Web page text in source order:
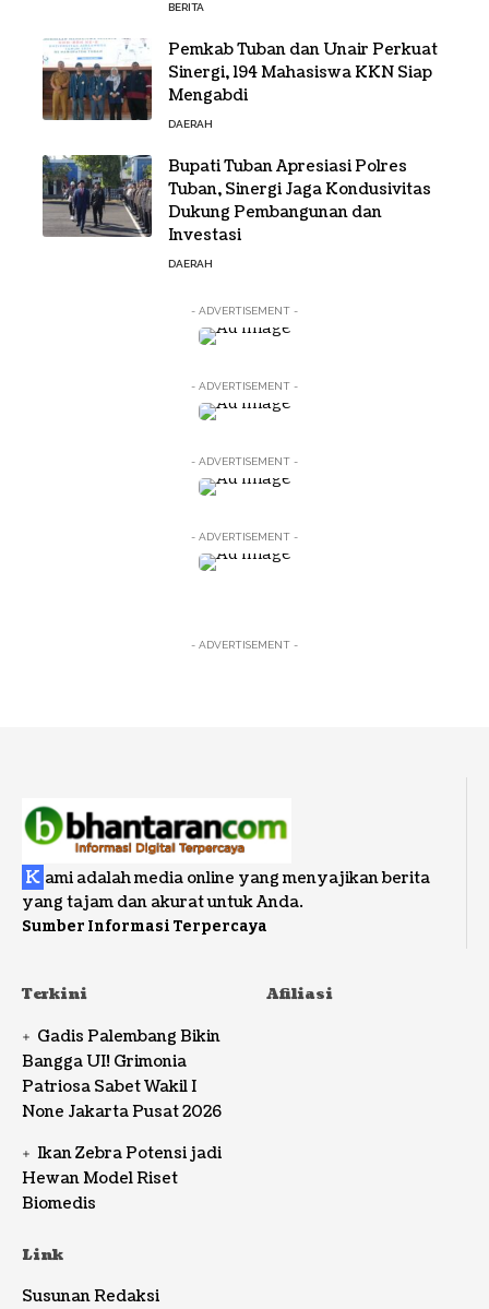
BERITA
Pemkab Tuban dan Unair Perkuat
Sinergi, 194 Mahasiswa KKN Siap
Mengabdi
DAERAH
Bupati Tuban Apresiasi Polres
Tuban, Sinergi Jaga Kondusivitas
Dukung Pembangunan dan
Investasi
DAERAH
- ADVERTISEMENT -
- ADVERTISEMENT -
- ADVERTISEMENT -
- ADVERTISEMENT -
- ADVERTISEMENT -
K ami adalah media online yang menyajikan berita
yang tajam dan akurat untuk Anda.
Sumber Informasi Terpercaya
Terkini
Gadis Palembang Bikin
Bangga UI! Grimonia
Patriosa Sabet Wakil I
None Jakarta Pusat 2026
Ikan Zebra Potensi jadi
Hewan Model Riset
Biomedis
Afiliasi
Link
Susunan Redaksi